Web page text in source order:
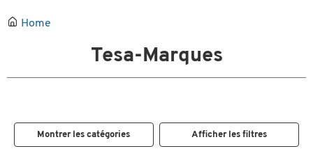
Home
Tesa-Marques
Montrer les catégories Afficher les filtres